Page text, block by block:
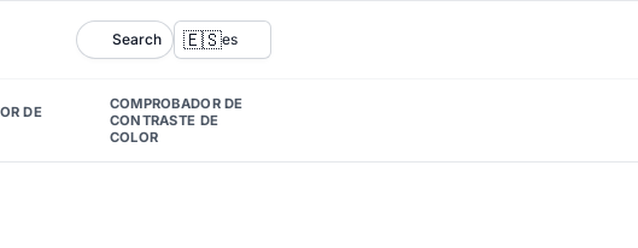
Search 🇪🇸es
DE
COMPROBADOR DE
CONTRASTE DE
COLOR